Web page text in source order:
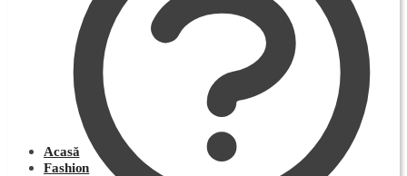
Acasă
Fashion